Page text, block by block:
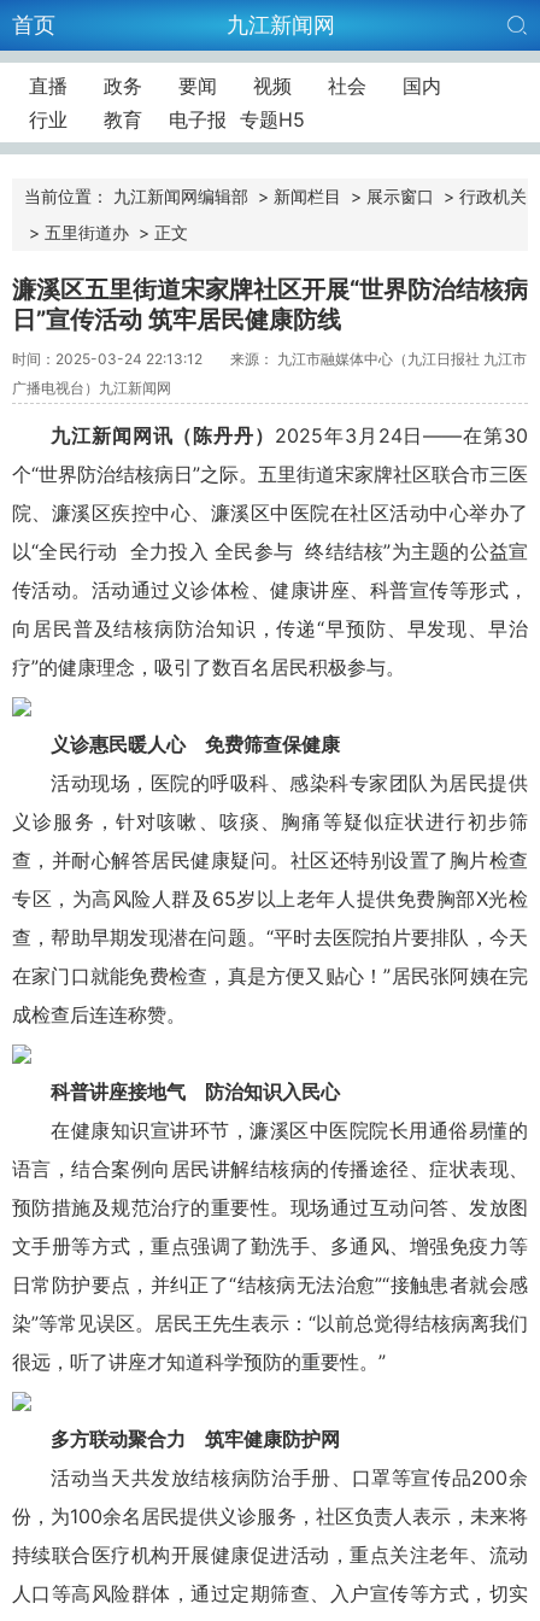
首页 九江新闻网
直播 政务 要闻 视频 社会
国内
行业
教育 电子报 专题H5
当前位置： 九江新闻网编辑部 > 新闻栏目 > 展示窗口 > 行政机关
> 五里街道办 > 正文
濂溪区五里街道宋家牌社区开展“世界防治结核病
日”宣传活动 筑牢居民健康防线
时间：2025-03-24 22:13:12
来源： 九江市融媒体中心（九江日报社 九江市
广播电视台）九江新闻网
九江新闻网讯（陈丹丹） 2025年3月24日——在第30
个“世界防治结核病日”之际。五里街道宋家牌社区联合市三医
院、濂溪区疾控中心、濂溪区中医院在社区活动中心举办了
以“全民行动 全力投入 全民参与 终结结核”为主题的公益宣
传活动。活动通过义诊体检、健康讲座、科普宣传等形式，
向居民普及结核病防治知识，传递“早预防、早发现、早治
疗”的健康理念，吸引了数百名居民积极参与。
义诊惠民暖人心 免费筛查保健康
活动现场，医院的呼吸科、感染科专家团队为居民提供
义诊服务，针对咳嗽、咳痰、胸痛等疑似症状进行初步筛
查，并耐心解答居民健康疑问。社区还特别设置了胸片检查
专区，为高风险人群及65岁以上老年人提供免费胸部X光检
查，帮助早期发现潜在问题。“平时去医院拍片要排队，今天
在家门口就能免费检查，真是方便又贴心！”居民张阿姨在完
成检查后连连称赞。
科普讲座接地气 防治知识入民心
在健康知识宣讲环节，濂溪区中医院院长用通俗易懂的
语言，结合案例向居民讲解结核病的传播途径、症状表现、
预防措施及规范治疗的重要性。现场通过互动问答、发放图
文手册等方式，重点强调了勤洗手、多通风、增强免疫力等
日常防护要点，并纠正了“结核病无法治愈”“接触患者就会感
染”等常见误区。居民王先生表示：“以前总觉得结核病离我们
很远，听了讲座才知道科学预防的重要性。”
多方联动聚合力 筑牢健康防护网
活动当天共发放结核病防治手册、口罩等宣传品200余
份，为100余名居民提供义诊服务，社区负责人表示，未来将
持续联合医疗机构开展健康促进活动，重点关注老年、流动
人口等高风险群体，通过定期筛查、入户宣传等方式，切实